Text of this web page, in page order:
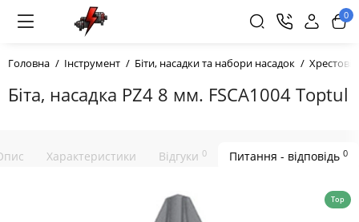
0
Головна Інструмент Біти, насадки та набори насадок Хрестові
Біта, насадка PZ4 8 мм. FSCA1004 Toptul
Характеристики Відгуки 0 Питання - відповідь 0
Top